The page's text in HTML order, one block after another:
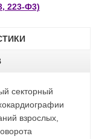
223-Ф3)
секторный
взрослых,